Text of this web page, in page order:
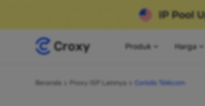
Produk Harga
Beranda Proxy ISP Lainnya Coriolis Télécom